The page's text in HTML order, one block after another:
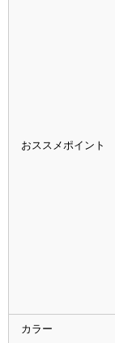
おススメポイント
カラー